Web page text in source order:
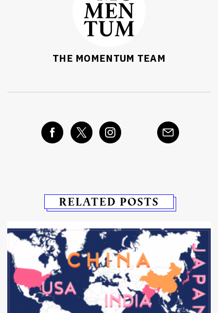
THE MOMENTUM TEAM
RELATED POSTS